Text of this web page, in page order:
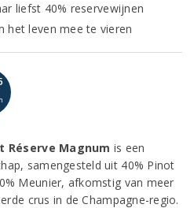
liefst 40% reservewijnen
het leven mee te vieren
Réserve Magnum is een
samengesteld uit 40% Pinot
Meunier, afkomstig van meer
crus in de Champagne-regio.